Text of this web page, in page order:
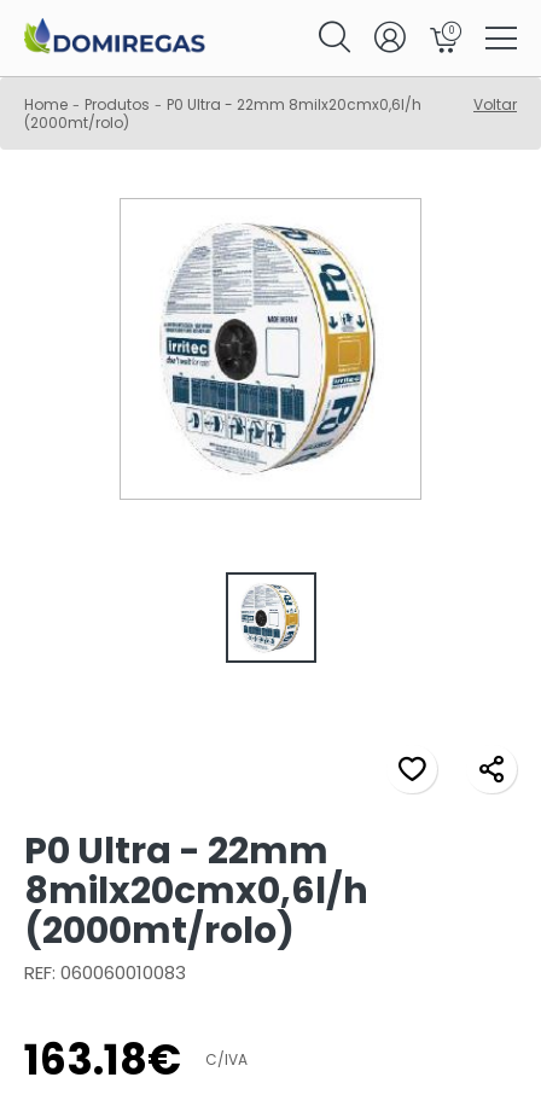
0
Home - Produtos - P0 Ultra - 22mm 8milx20cmx0,6l/h
(2000mt/rolo)
Voltar
P0 Ultra - 22mm
8milx20cmx0,6l/h
(2000mt/rolo)
REF: 060060010083
163.18€ C/IVA